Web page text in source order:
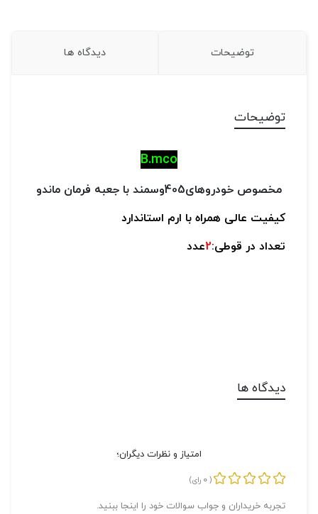
توضیحات دیدگاه ها
توضیحات
B.mco
مخصوص خودروهای405وسمند با جعبه فرمان ماندو
کیفیت عالی همراه با ارم استاندارد
تعداد در قوطی:2عدد
دیدگاه ها
امتیاز و نظرات دیگران؛
(
0 رای)
تجربه خریداران و جواب سوالات خود را اینجا ببنید.